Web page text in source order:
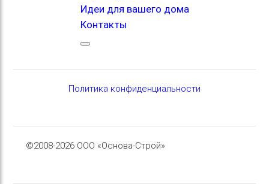
Идеи для вашего дома
Контакты
Политика конфиденциальности
©2008-2026 ООО «Основа-Строй»